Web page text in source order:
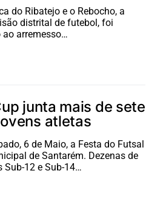
do Ribatejo e o Rebocho, a
distrital de futebol, foi
arremesso…
junta mais de sete
atletas
6 de Maio, a Festa do Futsal
de Santarém. Dezenas de
Sub-12 e Sub-14…